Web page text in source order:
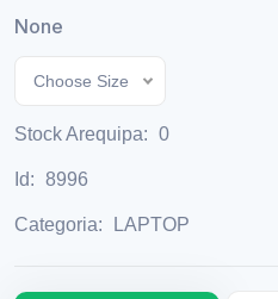
None
Choose Size
Stock Arequipa: 0
Id: 8996
Categoria: LAPTOP